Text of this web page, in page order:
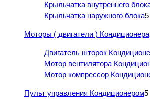
Крыльчатка внутреннего
Крыльчатка наружного блока5
Моторы ( двигатели ) Кондиционера
Двигатель шторок
Мотор вентилятора
Мотор компрессор
Пульт управления Кондиционером5